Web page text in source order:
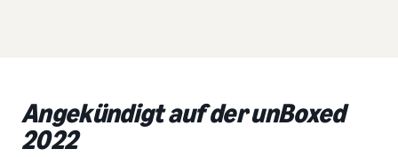
Angekündigt auf der unBoxed
2022